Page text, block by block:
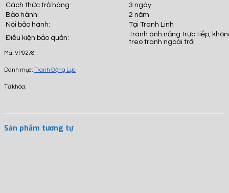
Cách thức trả hàng:
3 ngày
Bảo hành:
2 năm
Nơi bảo hành:
Tại Tranh Linh
Điều kiện bảo quản:
Tránh ánh nắng trực tiếp,
treo tranh ngoài trời
Mã: VP0278
Danh mục: Tranh Động Lực
Từ khóa:
Sản phẩm tương tự